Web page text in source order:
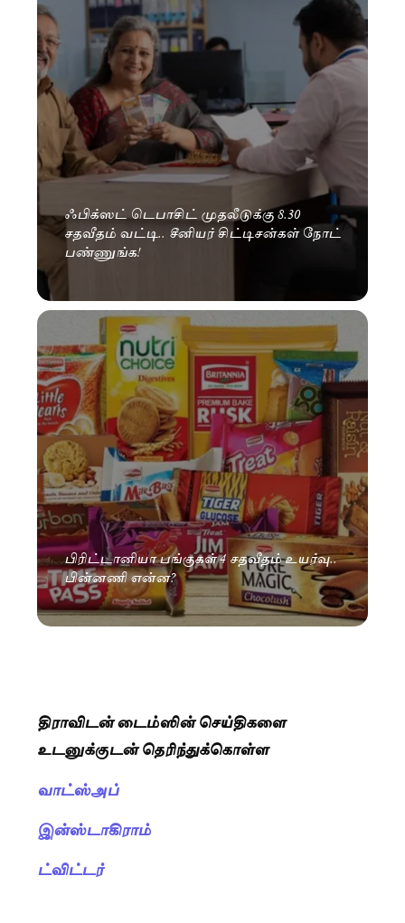
ஃபிக்ஸட் டெபாசிட் முதலீடுக்கு 8.30
சதவீதம் வட்டி.. சீனியர் சிட்டிசன்கள் நோட்
பண்ணுங்க!
பிரிட்டானியா பங்குகள் 4 சதவீதம் உயர்வு..
பின்னணி என்ன?
திராவிடன் டைம்ஸின் செய்திகளை
உடனுக்குடன் தெரிந்துக்கொள்ள
வாட்ஸ்அப்
இன்ஸ்டாகிராம்
ட்விட்டர்